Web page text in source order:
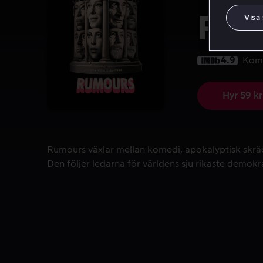
4.9
Hyr 59 kr
Rumours växlar mellan komedi, apokalyptisk
Rumours växlar mellan komedi, apokalyptisk
Den följer ledarna för världens sju rikaste
Visa